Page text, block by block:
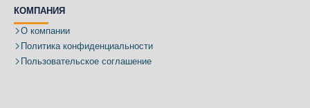
КОМПАНИЯ
О компании
Политика конфиденциальности
Пользовательское соглашение